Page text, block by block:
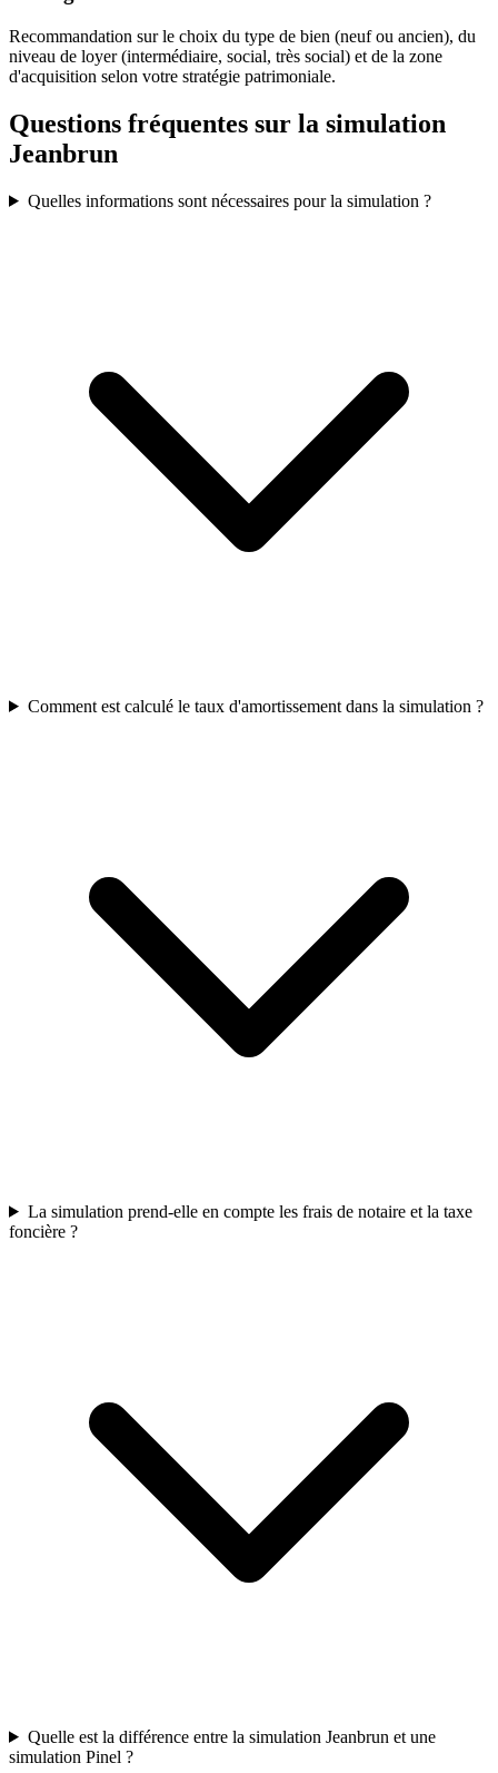
Recommandation sur le choix du type de bien (neuf ou ancien), du
niveau de loyer (intermédiaire, social, très social) et de la zone
d'acquisition selon votre stratégie patrimoniale.
Questions fréquentes sur la simulation
Jeanbrun
Quelles informations sont nécessaires pour la simulation ?
Comment est calculé le taux d'amortissement dans la simulation ?
La simulation prend-elle en compte les frais de notaire et la taxe
foncière ?
Quelle est la différence entre la simulation Jeanbrun et une
simulation Pinel ?